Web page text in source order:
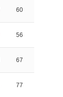
60
56
67
77